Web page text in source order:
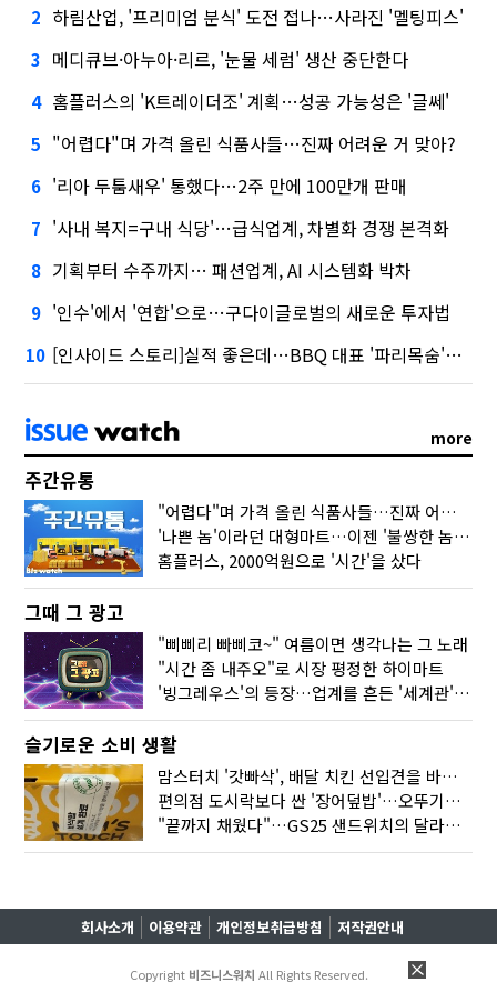
2 하림산업, '프리미엄 분식' 도전 접나…사라진 '멜팅피스'
3 메디큐브·아누아·리르, '눈물 세럼' 생산 중단한다
4 홈플러스의 'K트레이더조' 계획…성공 가능성은 '글쎄'
5 "어렵다"며 가격 올린 식품사들…진짜 어려운 거 맞아?
6 '리아 두툼새우' 통했다…2주 만에 100만개 판매
7 '사내 복지=구내 식당'…급식업계, 차별화 경쟁 본격화
8 기획부터 수주까지… 패션업계, AI 시스템화 박차
9 '인수'에서 '연합'으로…구다이글로벌의 새로운 투자법
10 [인사이드 스토리]실적 좋은데…BBQ 대표 '파리목숨'된 이유
more
주간유통
"어렵다"며 가격 올린 식품사들…진짜 어려운 거 맞아?
'나쁜 놈'이라던 대형마트…이젠 '불쌍한 놈' 됐다
홈플러스, 2000억원으로 '시간'을 샀다
그때 그 광고
"삐삐리 빠삐코~" 여름이면 생각나는 그 노래
"시간 좀 내주오"로 시장 평정한 하이마트
'빙그레우스'의 등장…업계를 흔든 '세계관' 마케팅
슬기로운 소비 생활
맘스터치 '갓빠삭', 배달 치킨 선입견을 바꿨다
편의점 도시락보다 싼 '장어덮밥'…오뚜기가 해냈다
"끝까지 채웠다"…GS25 샌드위치의 달라진 '속'사정
회사소개 이용약관 개인정보취급방침 저작권안내
Copyright 비즈니스워치 All Rights Reserved.